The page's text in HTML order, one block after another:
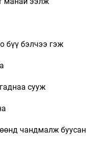
бүү бэлчээ гэж
сууж
чандмалж буусан